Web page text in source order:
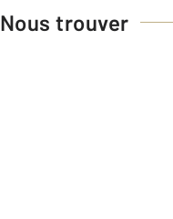
Nous trouver